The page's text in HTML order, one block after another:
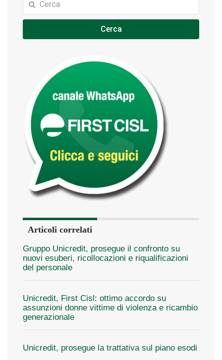
Cerca
Articoli correlati
Gruppo Unicredit, prosegue il confronto su
nuovi esuberi, ricollocazioni e riqualificazioni
del personale
Unicredit, First Cisl: ottimo accordo su
assunzioni donne vittime di violenza e ricambio
generazionale
Unicredit, prosegue la trattativa sul piano esodi